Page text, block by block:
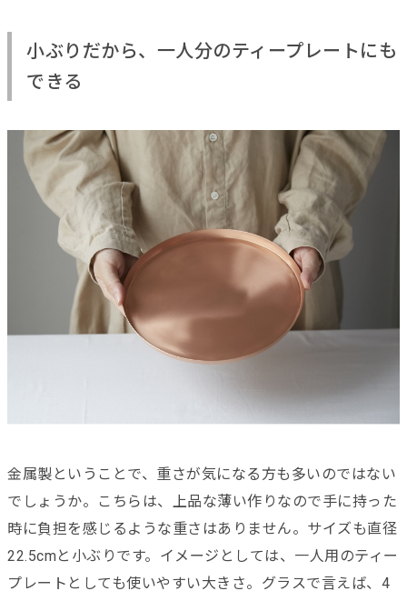
小ぶりだから、一人分のティープレートにも
できる
金属製ということで、重さが気になる方も多いのではない
でしょうか。こちらは、上品な薄い作りなので手に持った
時に負担を感じるような重さはありません。サイズも直径
22.5cmと小ぶりです。イメージとしては、一人用のティー
プレートとしても使いやすい大きさ。グラスで言えば、4